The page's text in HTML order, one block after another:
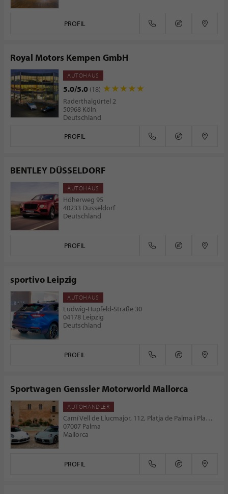
PROFIL
Royal Motors Kempen GmbH
AUTOHAUS
5.0/5.0 (18)
Raderthalgürtel 2
50968 Köln
Deutschland
PROFIL
BENTLEY DÜSSELDORF
AUTOHAUS
Höherweg 95
40233 Düsseldorf
Deutschland
PROFIL
sportivo Leipzig
AUTOHAUS
Ludwig-Hupfeld-Straße 30
04178 Leipzig
Deutschland
PROFIL
Sportwagen Genssler Motorworld Mallorca
AUTOHÄNDLER
Camí Vell de Llucmajor, 112, Platja de Palma i Pla de Sant Jordi
07007 Palma
Mallorca
PROFIL